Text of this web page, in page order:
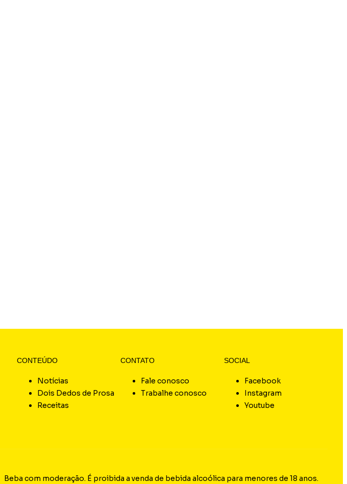
CONTEÚDO
Notícias
Dois Dedos de Prosa
Receitas
CONTATO
Fale conosco
Trabalhe conosco
SOCIAL
Facebook
Instagram
Youtube
Beba com moderação. É proibida a venda de bebida alcoólica para menores de 18 anos.